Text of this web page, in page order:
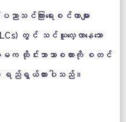
ာသင်ကြားရေးစင်တာများ
တွင် သင်ယူလေ့လာနေသော
မက ထိုင်းဘာသာစကားကို စတင်
ရည်ရွယ်ထားပါသည်။